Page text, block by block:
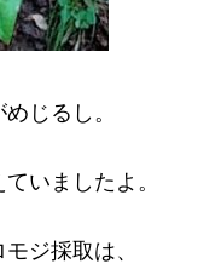
じるし。
いましたよ。
ジ採取は、